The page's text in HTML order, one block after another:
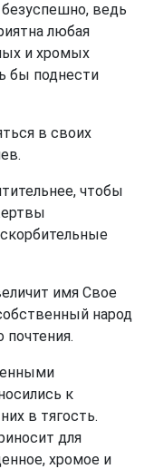
ведь
любая
и хромых
бы поднести
в своих
чтобы
имя Свое
народ
к
в тягость.
для
хромое и